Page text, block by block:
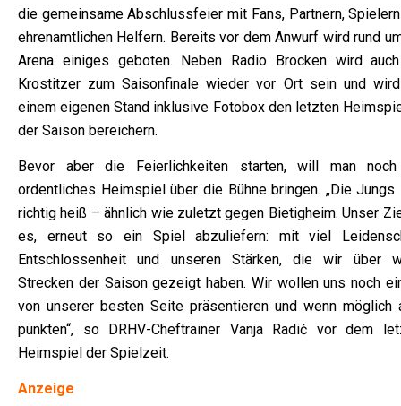
die gemeinsame Abschlussfeier mit Fans, Partnern,
ehrenamtlichen Helfern. Bereits vor dem Anwurf wird rund
Arena einiges geboten. Neben Radio Brocken wird
Krostitzer zum Saisonfinale wieder vor Ort sein und
einem eigenen Stand inklusive Fotobox den letzten
der Saison bereichern.
Bevor aber die Feierlichkeiten starten, will man
ordentliches Heimspiel über die Bühne bringen. „Die Jungs
richtig heiß – ähnlich wie zuletzt gegen Bietigheim. Unser
es, erneut so ein Spiel abzuliefern: mit viel
Entschlossenheit und unseren Stärken, die wir über
Strecken der Saison gezeigt haben. Wir wollen uns noch
von unserer besten Seite präsentieren und wenn möglich
punkten“, so DRHV-Cheftrainer Vanja Radić vor dem
Heimspiel der Spielzeit.
Anzeige